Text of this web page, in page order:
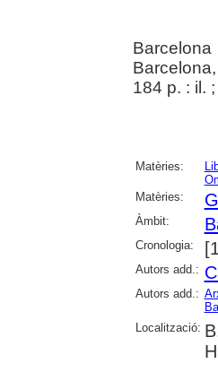
Barcelona
184 p. : il.
Matèries:
Matèries:
Àmbit:
Cronologia:
Autors add.:
Autors add.:
Localització: